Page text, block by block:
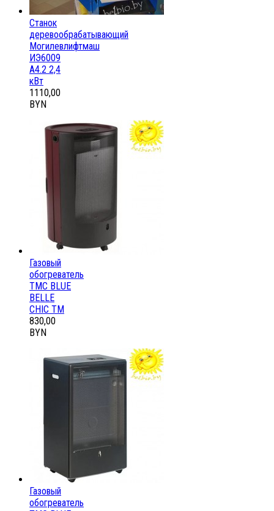
Станок
деревообрабатывающий
Могилевлифтмаш
ИЭ6009
А4.2 2,4
кВт
1110,00
BYN
Газовый
обогреватель
ТМС BLUE
BELLE
CHIC ТМ
830,00
BYN
Газовый
обогреватель